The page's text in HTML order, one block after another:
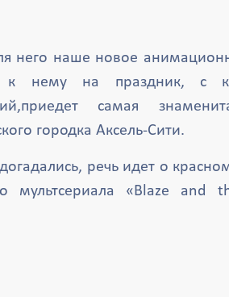
него наше новое
к нему на праздник, с
самая
городка Аксель-Сити.
речь идет о
мультсериала «Blaze and